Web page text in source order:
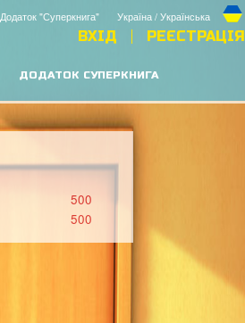
Україна / Українська
Додаток "Суперкнига"
ВХІД РЕЄСТРАЦІЯ
ДОДАТОК СУПЕРКНИГА
500
500